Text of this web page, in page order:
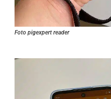
Foto pigexpert reader